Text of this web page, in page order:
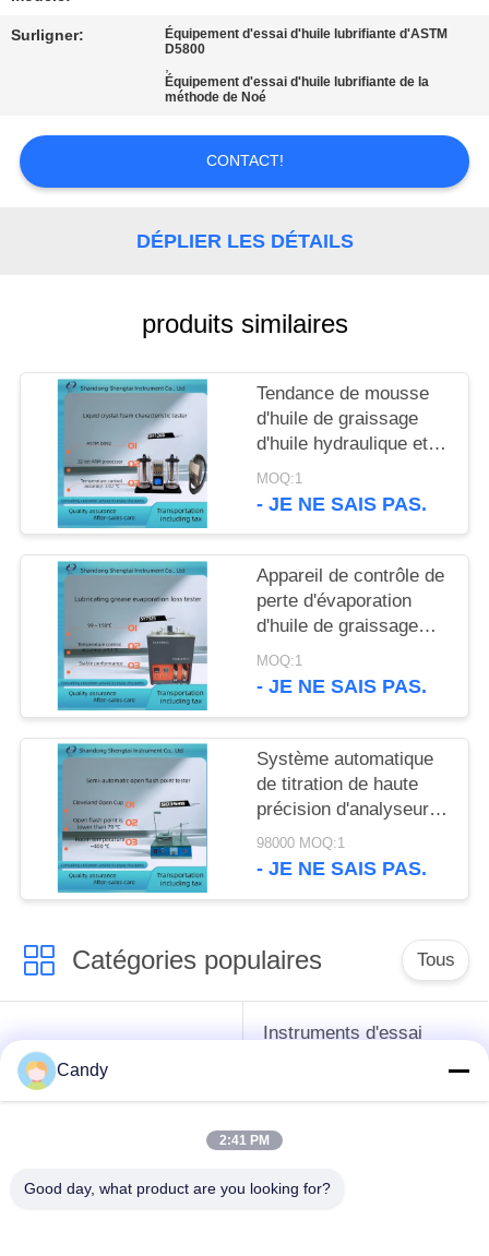
NOUS
DEMANDEZ
CITATION
POLICY
Surligner:
Équipement d'essai d'huile lubrifiante d'ASTM
D5800
,
Équipement d'essai d'huile lubrifiante de la
méthode de Noé
CONTACT!
DÉPLIER LES DÉTAILS
produits similaires
Tendance de mousse
d'huile de graissage
d'huile hydraulique et
appareil de contrôle
ASTM D892 de stabilité
MOQ:1
- JE NE SAIS PAS.
Appareil de contrôle de
perte d'évaporation
d'huile de graissage
d'ASTM D972 à toute
température entre le ℃
MOQ:1
- JE NE SAIS PAS.
Système automatique
de titration de haute
précision d'analyseur
d'azote de ST115C
kjeldahl
98000 MOQ:1
- JE NE SAIS PAS.
Catégories populaires Tous
instruments de essai
de pétrole
Instruments d'essai
graisse
Équipement d'essai
d'huile de
Candy
2:41 PM
Good day, what product are you looking for?